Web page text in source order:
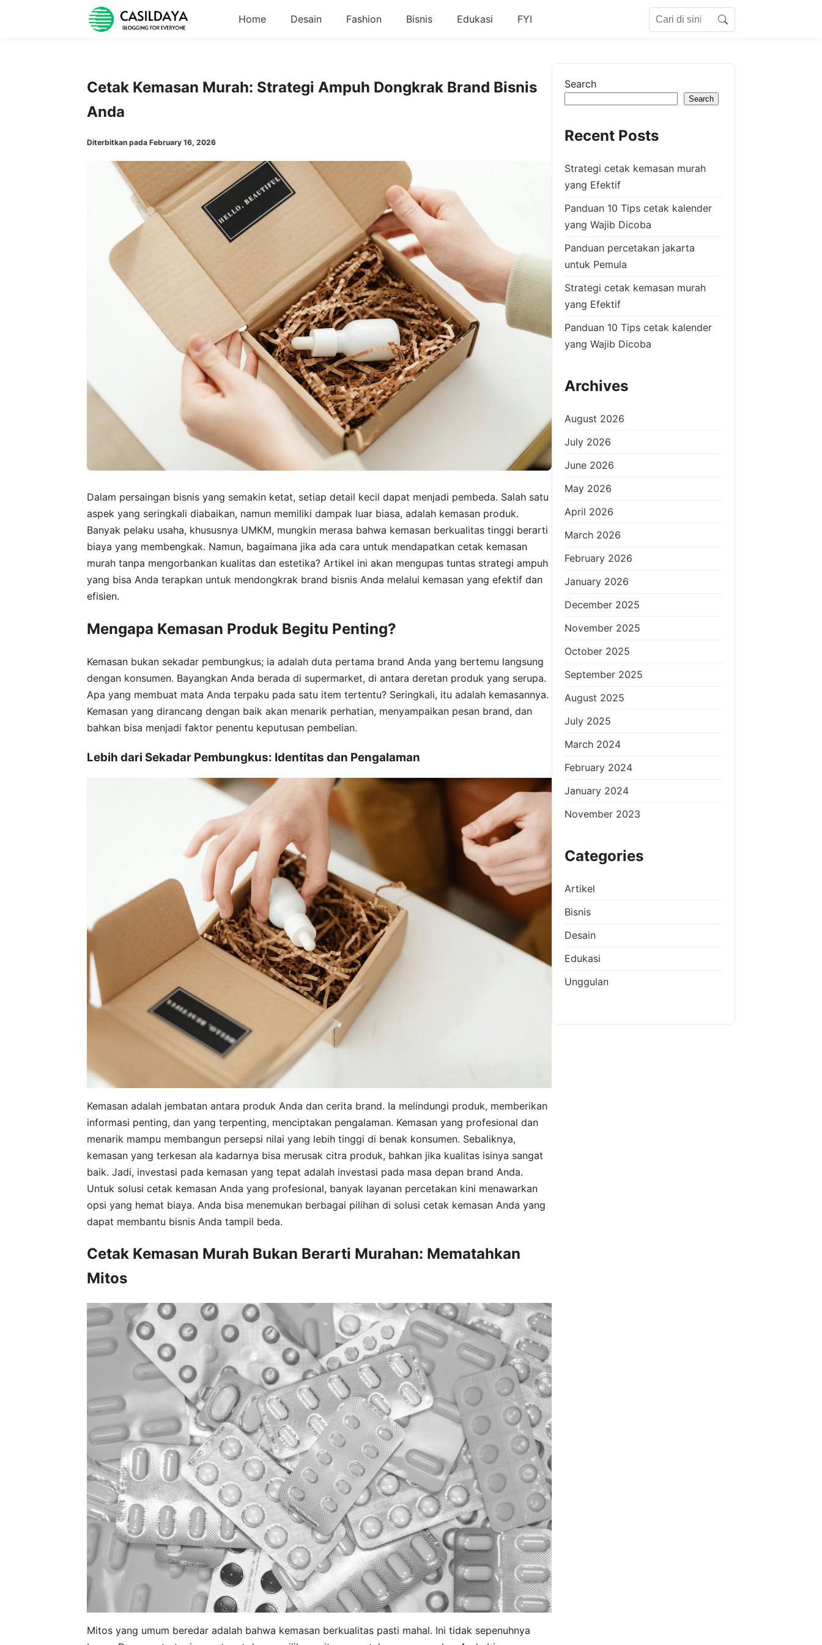
Home Desain Fashion Bisnis Edukasi FYI Search
Cetak Kemasan Murah: Strategi Ampuh Dongkrak Brand Bisnis
Anda
Diterbitkan pada February 16, 2026
Dalam persaingan bisnis yang semakin ketat, setiap detail kecil dapat menjadi pembeda. Salah satu
aspek yang seringkali diabaikan, namun memiliki dampak luar biasa, adalah kemasan produk.
Banyak pelaku usaha, khususnya UMKM, mungkin merasa bahwa kemasan berkualitas tinggi berarti
biaya yang membengkak. Namun, bagaimana jika ada cara untuk mendapatkan cetak kemasan
murah tanpa mengorbankan kualitas dan estetika? Artikel ini akan mengupas tuntas strategi ampuh
yang bisa Anda terapkan untuk mendongkrak brand bisnis Anda melalui kemasan yang efektif dan
efisien.
Mengapa Kemasan Produk Begitu Penting?
Kemasan bukan sekadar pembungkus; ia adalah duta pertama brand Anda yang bertemu langsung
dengan konsumen. Bayangkan Anda berada di supermarket, di antara deretan produk yang serupa.
Apa yang membuat mata Anda terpaku pada satu item tertentu? Seringkali, itu adalah kemasannya.
Kemasan yang dirancang dengan baik akan menarik perhatian, menyampaikan pesan brand, dan
bahkan bisa menjadi faktor penentu keputusan pembelian.
Lebih dari Sekadar Pembungkus: Identitas dan Pengalaman
Kemasan adalah jembatan antara produk Anda dan cerita brand. Ia melindungi produk, memberikan
informasi penting, dan yang terpenting, menciptakan pengalaman. Kemasan yang profesional dan
menarik mampu membangun persepsi nilai yang lebih tinggi di benak konsumen. Sebaliknya,
kemasan yang terkesan ala kadarnya bisa merusak citra produk, bahkan jika kualitas isinya sangat
baik. Jadi, investasi pada kemasan yang tepat adalah investasi pada masa depan brand Anda.
Untuk solusi cetak kemasan Anda yang profesional, banyak layanan percetakan kini menawarkan
opsi yang hemat biaya. Anda bisa menemukan berbagai pilihan di solusi cetak kemasan Anda yang
dapat membantu bisnis Anda tampil beda.
Cetak Kemasan Murah Bukan Berarti Murahan: Mematahkan
Mitos
Mitos yang umum beredar adalah bahwa kemasan berkualitas pasti mahal. Ini tidak sepenuhnya
Search
Search
Recent Posts
Strategi cetak kemasan murah
yang Efektif
Panduan 10 Tips cetak kalender
yang Wajib Dicoba
Panduan percetakan jakarta
untuk Pemula
Strategi cetak kemasan murah
yang Efektif
Panduan 10 Tips cetak kalender
yang Wajib Dicoba
Archives
August 2026
July 2026
June 2026
May 2026
April 2026
March 2026
February 2026
January 2026
December 2025
November 2025
October 2025
September 2025
August 2025
July 2025
March 2024
February 2024
January 2024
November 2023
Categories
Artikel
Bisnis
Desain
Edukasi
Unggulan